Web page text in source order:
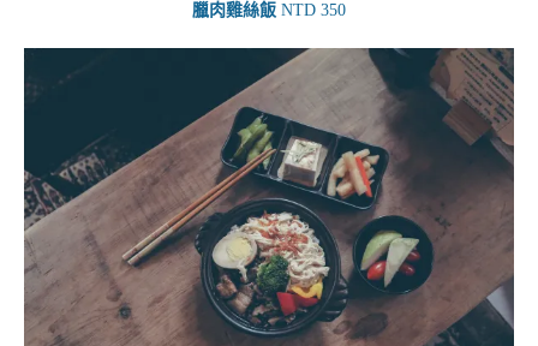
臘肉雞絲飯 NTD 350